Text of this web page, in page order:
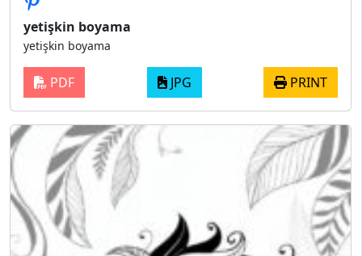
yetişkin boyama
yetişkin boyama
PDF JPG PRINT